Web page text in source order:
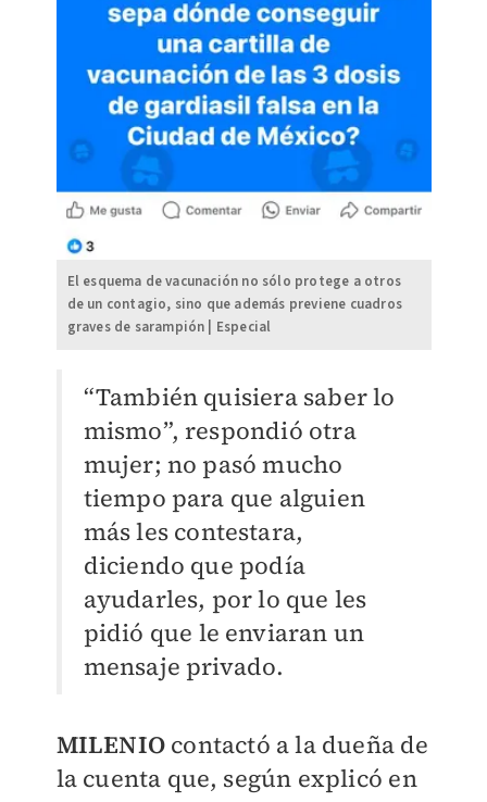
El esquema de vacunación no sólo protege a otros
de un contagio, sino que además previene cuadros
graves de sarampión | Especial
“También quisiera saber lo
mismo”, respondió otra
mujer; no pasó mucho
tiempo para que alguien
más les contestara,
diciendo que podía
ayudarles, por lo que les
pidió que le enviaran un
mensaje privado.
MILENIO contactó a la dueña de
la cuenta que, según explicó en